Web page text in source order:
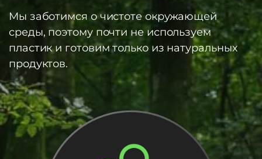
Мы заботимся о чистоте окружающей
среды, поэтому почти не используем
пластик и готовим только из натуральных
продуктов.